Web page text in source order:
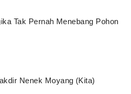
Tak Pernah Menebang Pohon
Nenek Moyang (Kita)